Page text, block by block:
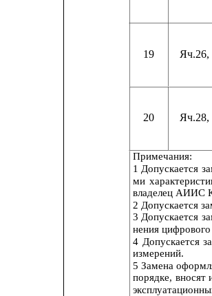
19
20
Примечания:
1 Допускается
ми
владелец АИИС
2 Допускается
3 Допускается
нения
4 Допускается
измерений.
5 Замена
порядке, вносят